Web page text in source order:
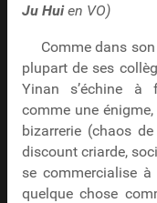
Ju Huien VO)
Comme dans
plupart de ses
Yinan s’échine à
comme une
bizarrerie (chaos
discount criarde,
se commercialise à
quelque chose